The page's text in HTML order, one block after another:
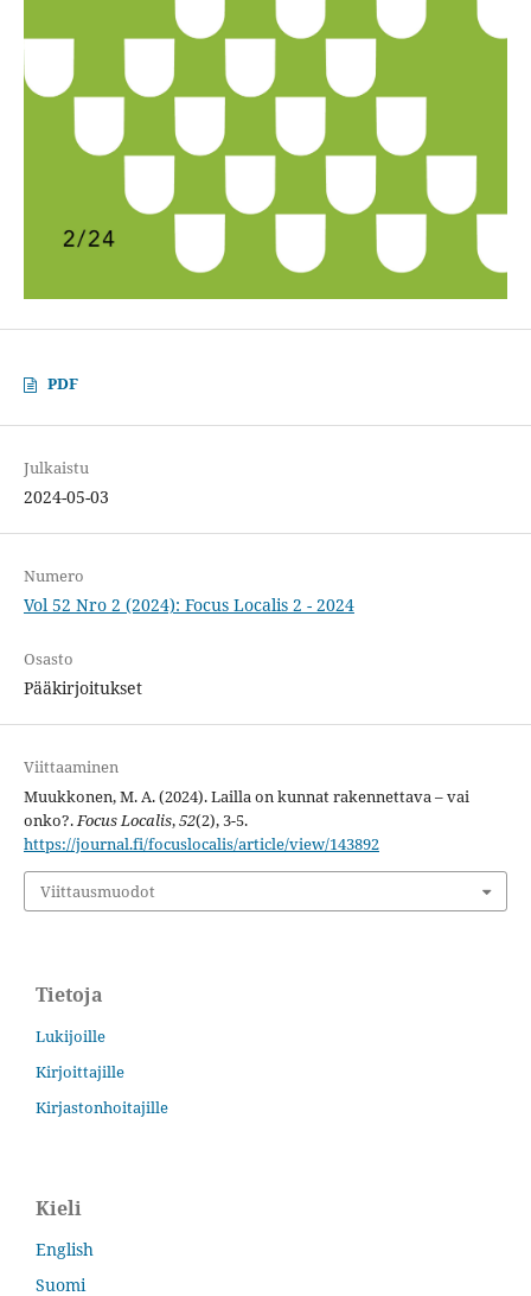
PDF
Julkaistu
2024-05-03
Numero
Vol 52 Nro 2 (2024): Focus Localis 2 - 2024
Osasto
Pääkirjoitukset
Viittaaminen
Muukkonen, M. A. (2024). Lailla on kunnat rakennettava – vai
onko?.Focus Localis,52(2), 3-5.
https://journal.fi/focuslocalis/article/view/143892
Viittausmuodot
Tietoja
Lukijoille
Kirjoittajille
Kirjastonhoitajille
Kieli
English
Suomi